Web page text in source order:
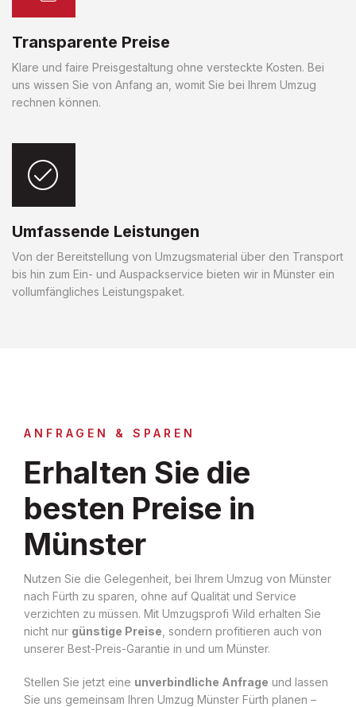
Transparente Preise
Klare und faire Preisgestaltung ohne versteckte Kosten. Bei
uns wissen Sie von Anfang an, womit Sie bei Ihrem Umzug
rechnen können.
Umfassende Leistungen
Von der Bereitstellung von Umzugsmaterial über den Transport
bis hin zum Ein- und Auspackservice bieten wir in Münster ein
vollumfängliches Leistungspaket.
ANFRAGEN & SPAREN
Erhalten Sie die
besten Preise in
Münster
Nutzen Sie die Gelegenheit, bei Ihrem Umzug von Münster
nach Fürth zu sparen, ohne auf Qualität und Service
verzichten zu müssen. Mit Umzugsprofi Wild erhalten Sie
nicht nur günstige Preise , sondern profitieren auch von
unserer Best-Preis-Garantie in und um Münster.
Stellen Sie jetzt eine unverbindliche Anfrage und lassen
Sie uns gemeinsam Ihren Umzug Münster Fürth planen –